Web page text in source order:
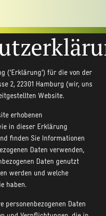
('Erklärung') für die von der
2, 22301 Hamburg (wir, uns
Website.
erhobenen
in dieser Erklärung
finden Sie Informationen
Daten verwenden,
Daten genutzt
werden und welche
haben.
personenbezogenen Daten